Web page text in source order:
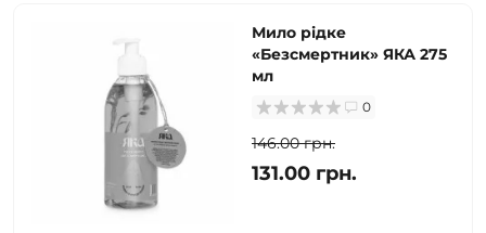
Мило рідке
«Безсмертник» ЯКА 275
мл
0
146.00 грн.
131.00 грн.